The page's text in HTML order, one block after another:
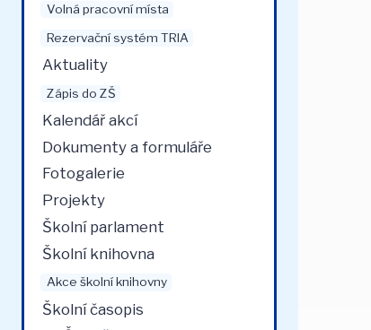
Volná pracovní místa
Rezervační systém TRIA
Aktuality
Zápis do ZŠ
Kalendář akcí
Dokumenty a formuláře
Fotogalerie
Projekty
Školní parlament
Školní knihovna
Akce školní knihovny
Školní časopis